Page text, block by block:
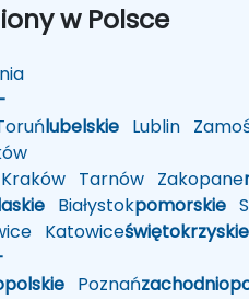
w Polsce
lubelskie Lublin
Kraków Tarnów Zakopane
Białystokpomorskie
Katowiceświętokrzyskie
Poznań